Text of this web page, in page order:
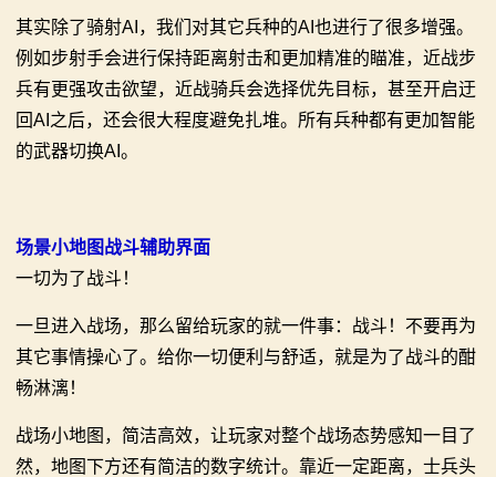
其实除了骑射AI，我们对其它兵种的AI也进行了很多增强。
例如步射手会进行保持距离射击和更加精准的瞄准，近战步
兵有更强攻击欲望，近战骑兵会选择优先目标，甚至开启迂
回AI之后，还会很大程度避免扎堆。所有兵种都有更加智能
的武器切换AI。
场景小地图战斗辅助界面
一切为了战斗！
一旦进入战场，那么留给玩家的就一件事：战斗！不要再为
其它事情操心了。给你一切便利与舒适，就是为了战斗的酣
畅淋漓！
战场小地图，简洁高效，让玩家对整个战场态势感知一目了
然，地图下方还有简洁的数字统计。靠近一定距离，士兵头